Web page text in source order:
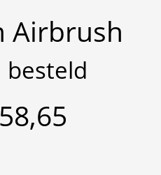
Airbrush